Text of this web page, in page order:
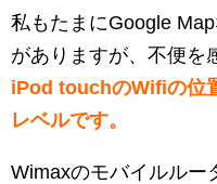
私もたまにGoogle
がありますが、不便を
iPod touchのWifiの位
レベルです。
Wimaxのモバイルルー